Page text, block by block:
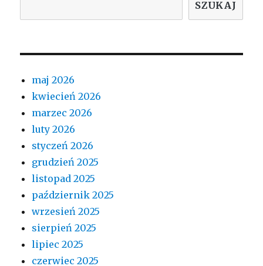
SZUKAJ
maj 2026
kwiecień 2026
marzec 2026
luty 2026
styczeń 2026
grudzień 2025
listopad 2025
październik 2025
wrzesień 2025
sierpień 2025
lipiec 2025
czerwiec 2025